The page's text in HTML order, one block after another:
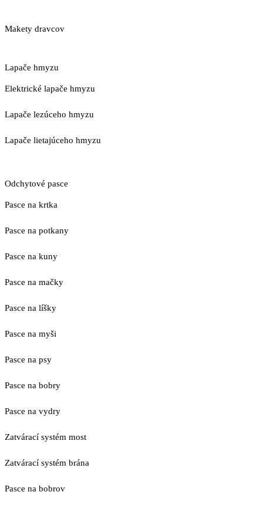
Makety dravcov
Lapače hmyzu
Elektrické lapače hmyzu
Lapače lezúceho hmyzu
Lapače lietajúceho hmyzu
Odchytové pasce
Pasce na krtka
Pasce na potkany
Pasce na kuny
Pasce na mačky
Pasce na líšky
Pasce na myši
Pasce na psy
Pasce na bobry
Pasce na vydry
Zatvárací systém most
Zatvárací systém brána
Pasce na bobrov